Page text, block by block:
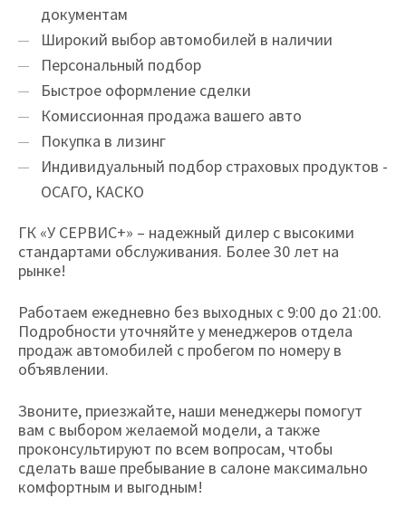
документам
Широкий выбор автомобилей в наличии
Персональный подбор
Быстрое оформление сделки
Комиссионная продажа вашего авто
Покупка в лизинг
Индивидуальный подбор страховых продуктов -
ОСАГО, КАСКО
ГК «У СЕРВИС+» – надежный дилер с высокими
стандартами обслуживания. Более 30 лет на
рынке!
Работаем ежедневно без выходных с 9:00 до 21:00.
Подробности уточняйте у менеджеров отдела
продаж автомобилей с пробегом по номеру в
объявлении.
Звоните, приезжайте, наши менеджеры помогут
вам с выбором желаемой модели, а также
проконсультируют по всем вопросам, чтобы
сделать ваше пребывание в салоне максимально
комфортным и выгодным!